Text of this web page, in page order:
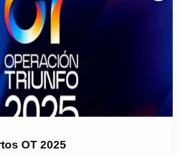
OT 2025